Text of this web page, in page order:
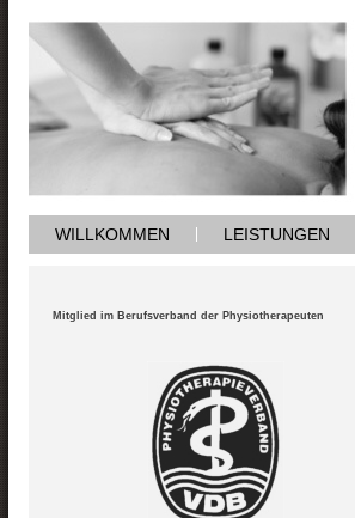
WILLKOMMEN LEISTUNGEN
Mitglied im Berufsverband der Physiotherapeuten